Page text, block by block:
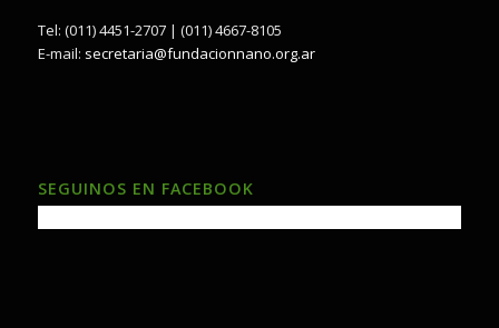
Tel: (011) 4451-2707 | (011) 4667-8105
E-mail: secretaria@fundacionnano.org.ar
SEGUINOS EN FACEBOOK